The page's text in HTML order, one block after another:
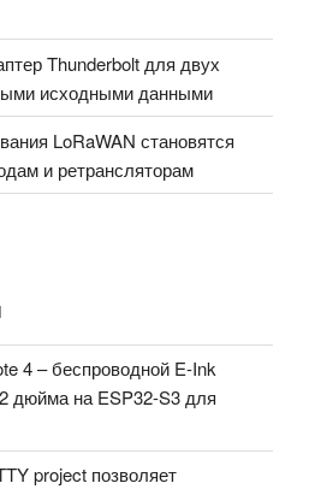
Thunderbolt для двух
исходными данными
LoRaWAN становятся
и ретрансляторам
4 – беспроводной E-Ink
дюйма на ESP32-S3 для
project позволяет